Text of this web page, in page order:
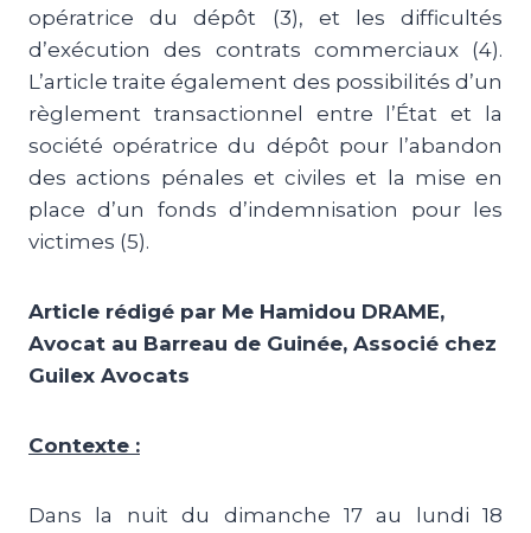
opératrice du dépôt (3), et les difficultés
d’exécution des contrats commerciaux (4).
L’article traite également des possibilités d’un
règlement transactionnel entre l’État et la
société opératrice du dépôt pour l’abandon
des actions pénales et civiles et la mise en
place d’un fonds d’indemnisation pour les
victimes (5).
Article rédigé par Me Hamidou DRAME,
Avocat au Barreau de Guinée, Associé chez
Guilex Avocats
Contexte :
Dans la nuit du dimanche 17 au lundi 18